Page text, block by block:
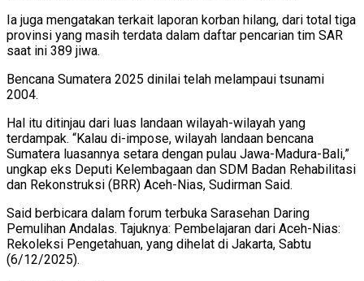
Ia juga mengatakan terkait laporan korban hilang, dari total tiga
provinsi yang masih terdata dalam daftar pencarian tim SAR
saat ini 389 jiwa.
Bencana Sumatera 2025 dinilai telah melampaui tsunami
2004.
Hal itu ditinjau dari luas landaan wilayah-wilayah yang
terdampak. “Kalau di-impose, wilayah landaan bencana
Sumatera luasannya setara dengan pulau Jawa-Madura-Bali,”
ungkap eks Deputi Kelembagaan dan SDM Badan Rehabilitasi
dan Rekonstruksi (BRR) Aceh-Nias, Sudirman Said.
Said berbicara dalam forum terbuka Sarasehan Daring
Pemulihan Andalas. Tajuknya: Pembelajaran dari Aceh-Nias:
Rekoleksi Pengetahuan, yang dihelat di Jakarta, Sabtu
(6/12/2025).